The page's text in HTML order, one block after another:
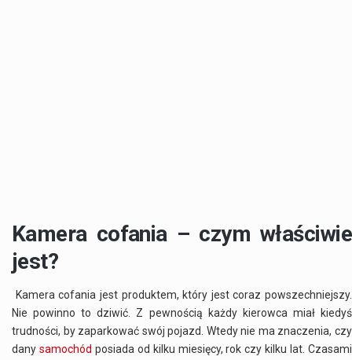
Kamera cofania – czym właściwie
jest?
Kamera cofania jest produktem, który jest coraz powszechniejszy.
Nie powinno to dziwić. Z pewnością każdy kierowca miał kiedyś
trudności, by zaparkować swój pojazd. Wtedy nie ma znaczenia, czy
dany samochód posiada od kilku miesięcy, rok czy kilku lat. Czasami